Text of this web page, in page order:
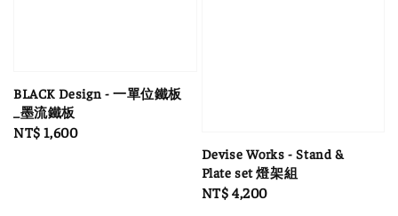
BLACK Design - 一單位鐵板
_墨流鐵板
Regular
NT$ 1,600
Devise Works - Stand &
Plate set 燈架組
Regular
NT$ 4,200